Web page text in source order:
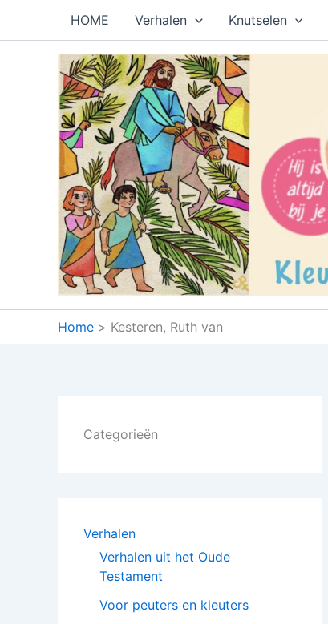
HOME Verhalen Knutselen
Home Kesteren, Ruth van
Categorieën
Verhalen
Verhalen uit het Oude
Testament
Voor peuters en kleuters